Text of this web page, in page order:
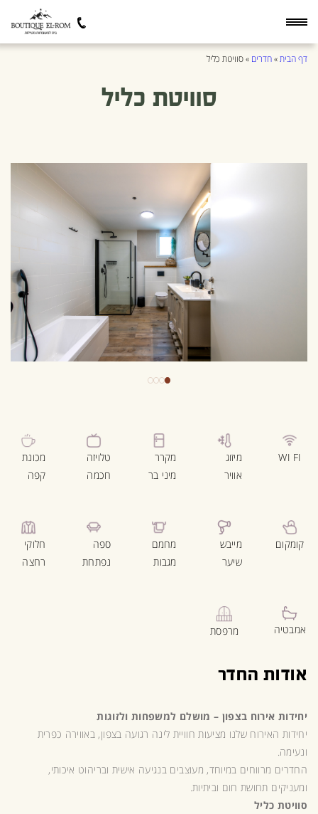
דף הבית»חדרים »סוויטת כליל
סוויטת כליל
אודות החדר
יחידות אירוח בצפון – מושלם למשפחות ולזוגות
יחידות האירוח שלנו מציעות חוויית לינה רגועה בצפון, באווירה כפרית
ונעימה.
החדרים מרווחים במיוחד, מעוצבים בנגיעה אישית ובריהוט איכותי,
ומעניקים תחושת חום וביתיות.
סוויטת כליל
WI FI
מיזוג
אוויר
מקרר
מיני בר
טלויזה
חכמה
מכונת
קפה
קומקום
מייבש
שיער
מחמם
מגבות
ספה
נפתחת
חלוקי
רחצה
אמבטיה מרפסת